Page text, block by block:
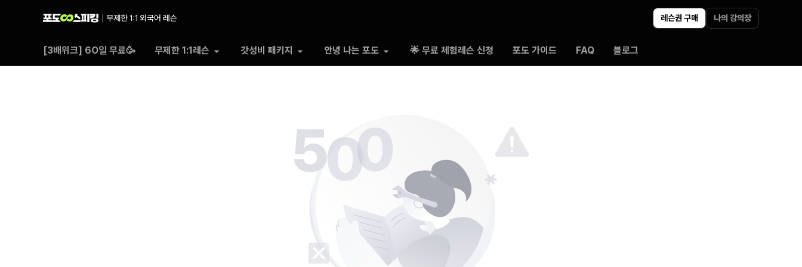
레슨권 구매 나의 강의장
[3배위크] 6O일 무료🥳 무제한 1:1레슨 갓성비 패키지 안녕 나는 포도 🌟 무료 체험레슨 신청 포도 가이드 FAQ 블로그